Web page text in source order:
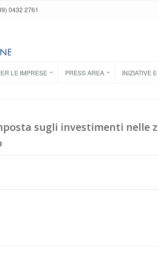
0432 2761
LE IMPRESE PRESS AREA INIZIATIVE
sugli investimenti nelle